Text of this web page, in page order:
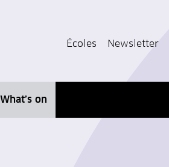
Écoles Newsletter
What’s on